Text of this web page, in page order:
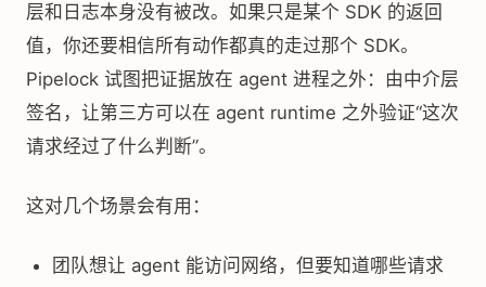
层和日志本身没有被改。如果只是某个 SDK 的返回
值，你还要相信所有动作都真的走过那个 SDK。
Pipelock 试图把证据放在 agent 进程之外：由中介层
签名，让第三方可以在 agent runtime 之外验证“这次
请求经过了什么判断”。
这对几个场景会有用：
团队想让 agent 能访问网络，但要知道哪些请求